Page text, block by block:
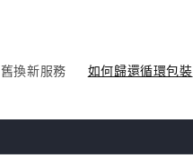
舊換新服務 如何歸還循環包裝